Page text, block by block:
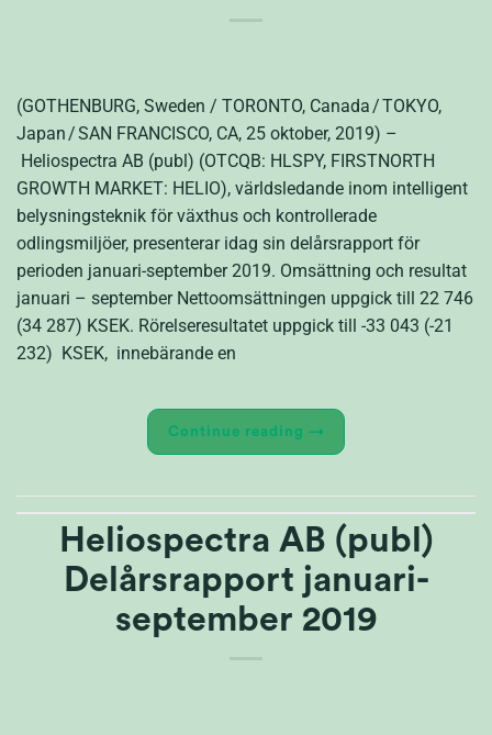
(GOTHENBURG, Sweden / TORONTO, Canada / TOKYO,
Japan / SAN FRANCISCO, CA, 25 oktober, 2019) –
Heliospectra AB (publ) (OTCQB: HLSPY, FIRSTNORTH
GROWTH MARKET: HELIO), världsledande inom intelligent
belysningsteknik för växthus och kontrollerade
odlingsmiljöer, presenterar idag sin delårsrapport för
perioden januari-september 2019. Omsättning och resultat
januari – september Nettoomsättningen uppgick till 22 746
(34 287) KSEK. Rörelseresultatet uppgick till -33 043 (-21
232) KSEK, innebärande en
Continue reading →
Heliospectra AB (publ)
Delårsrapport januari-
september 2019